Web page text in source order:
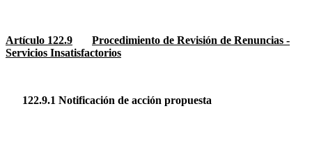
Artículo 122.9
Procedimiento de Revisión de Renuncias -
Servicios Insatisfactorios
122.9.1 Notificación de acción propuesta